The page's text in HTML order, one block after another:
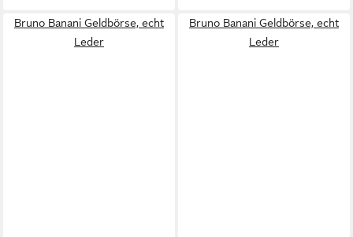
Bruno Banani Geldbörse, echt
Leder
Bruno Banani Geldbörse, echt
Leder